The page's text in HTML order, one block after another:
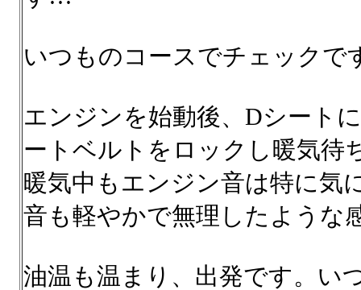
いつものコースでチェックで
エンジンを始動後、Dシート
ートベルトをロックし暖気待
暖気中もエンジン音は特に気
音も軽やかで無理したような
油温も温まり、出発です。い